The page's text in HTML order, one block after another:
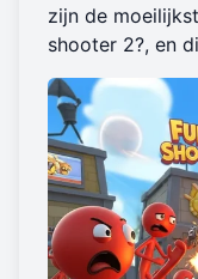
zijn de
shooter 2?, en